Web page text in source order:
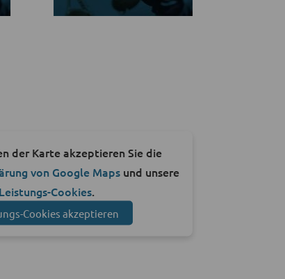
der Karte akzeptieren Sie die
von Google Maps und unsere
Leistungs-Cookies.
Cookies akzeptieren